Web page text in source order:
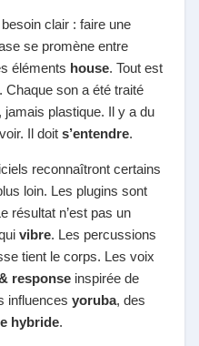
besoin clair : faire une
se promène entre
éléments house. Tout est
Chaque son a été traité
plastique. Il y a du
Il doit s’entendre.
reconnaîtront certains
loin. Les plugins sont
résultat n’est pas un
vibre. Les percussions
tient le corps. Les voix
response inspirée de
influences yoruba, des
hybride.